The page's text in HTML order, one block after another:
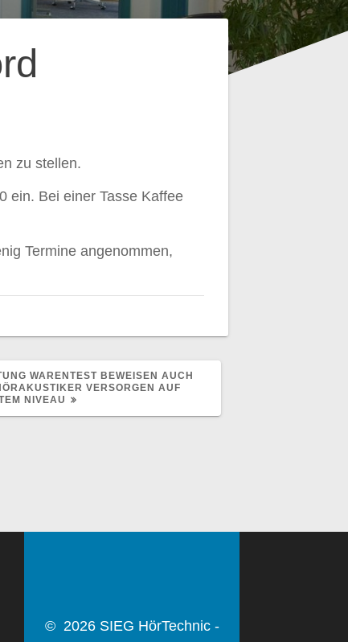
zu stellen.
ein. Bei einer Tasse Kaffee
Termine angenommen,
WARENTEST BEWEISEN AUCH
VERSORGEN AUF
NIVEAU
© 2026 SIEG HörTechnic -